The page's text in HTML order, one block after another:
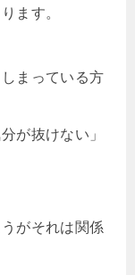
ます。
まっている方
が抜けない」
がそれは関係